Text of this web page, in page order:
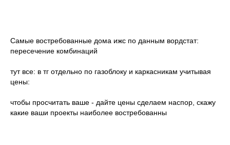
Самые востребованные дома ижс по данным вордстат:
пересечение комбинаций
тут все: в тг отдельно по газоблоку и каркасникам учитывая
цены:
чтобы просчитать ваше - дайте цены сделаем наспор, скажу
какие ваши проекты наиболее востребованны